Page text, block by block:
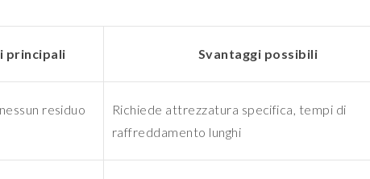
principali Svantaggi possibili
residuo
Richiede attrezzatura specifica, tempi di
raffreddamento lunghi